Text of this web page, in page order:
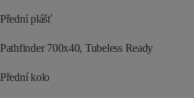
Přední plášť
Pathfinder 700x40, Tubeless Ready
Přední kolo